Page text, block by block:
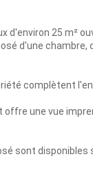
d'environ 25 m²
d'une
complètent
une vue
sont